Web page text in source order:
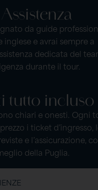
da guide
inglese e avrai sempre a
dedicata del
durante il tour.
tutto incluso
chiari e onesti. Ogni
i ticket d’ingresso,
e l’assicurazione,
della Puglia.